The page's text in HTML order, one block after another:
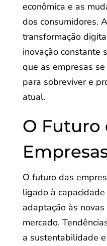
econômica e as
dos consumidores.
transformação
inovação constante
que as empresas
para sobreviver e
atual.
O Futuro
O futuro das
ligado à
adaptação às
mercado.
a sustentabilidade